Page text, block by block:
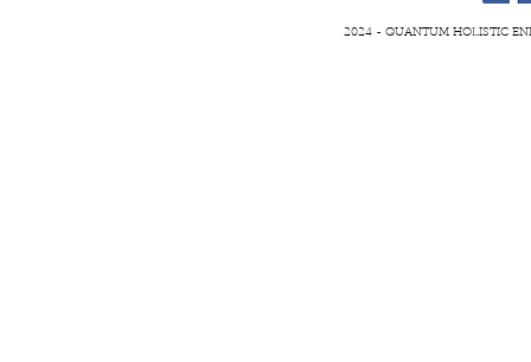
2024 - QUANTUM HOLISTIC